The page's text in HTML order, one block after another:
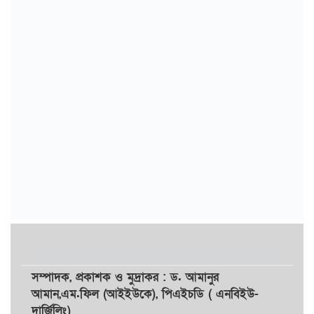
সম্পাদক, প্রকাশকওমুদ্রাকর: ড. আমানুর
আমান,এম.ফিল (আইইউকে), পিএইচডি ( এনবিইউ-